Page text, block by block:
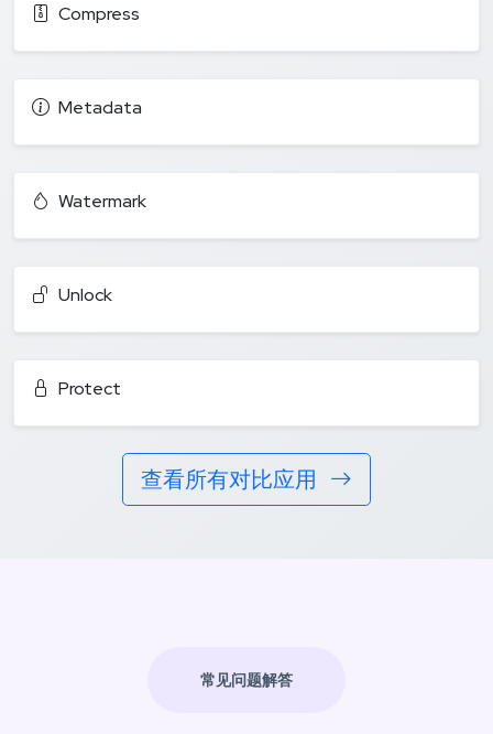
Compress
Metadata
Watermark
Unlock
Protect
查看所有对比应用
常见问题解答